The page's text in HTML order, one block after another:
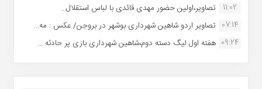
11:02
تصاویر،اولین حضور مهدی قائدی با لباس استقلال...
07:14 تصاویر اردو شاهین شهرداری بوشهر در بروجن/ عکس : مه...
09:24 هفته اول لیگ دسته دوم،شاهین شهرداری بازی پر حادثه ...